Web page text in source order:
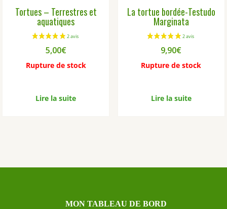
Tortues – Terrestres et
aquatiques
5,00€
Rupture de stock
Lire la suite
La tortue bordée-Testudo
Marginata
9,90€
Rupture de stock
Lire la suite
MON TABLEAU DE BORD